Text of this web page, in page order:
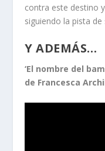
contra este destino
siguiendo la pista
Y ADEMÁS…
‘El nombre del
de Francesca